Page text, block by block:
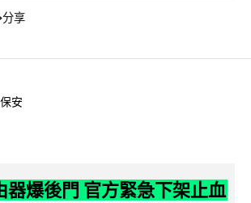
分享
安
器爆後門 官方緊急下架止血